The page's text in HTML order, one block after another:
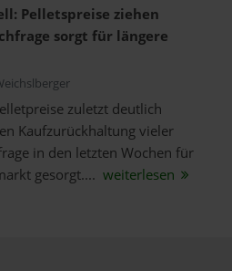
Pelletspreise ziehen
sorgt für längere
zuletzt deutlich
Kaufzurückhaltung vieler
in den letzten Wochen für
gesorgt.... weiterlesen